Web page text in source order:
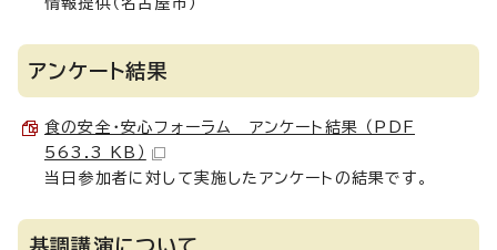
情報提供（名古屋市）
アンケート結果
食の安全・安心フォーラム アンケート結果 （PDF
563.3 KB）
当日参加者に対して実施したアンケートの結果です。
基調講演について